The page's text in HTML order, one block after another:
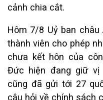
cảnh chia cắt.
Hôm 7/8 Uỷ ban
thành viên cho phép
chưa kết hôn của
Đức hiện đang giữ vị
cũng đã gửi tới 27
câu hỏi về chính sách